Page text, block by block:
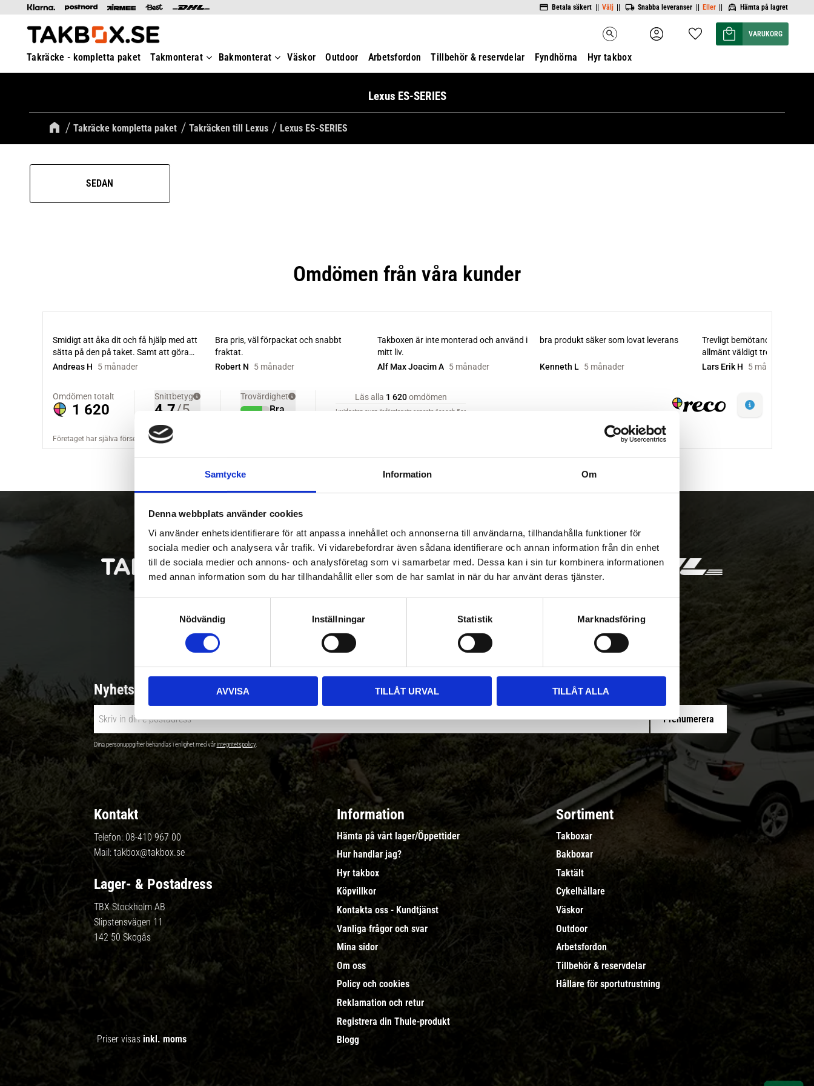
Samtycke Information Om
Denna webbplats använder cookies
Vi använder enhetsidentifierare för att anpassa innehållet och annonserna till användarna, tillhandahålla funktioner för
sociala medier och analysera vår trafik. Vi vidarebefordrar även sådana identifierare och annan information från din enhet
till de sociala medier och annons- och analysföretag som vi samarbetar med. Dessa kan i sin tur kombinera informationen
med annan information som du har tillhandahållit eller som de har samlat in när du har använt deras tjänster.
e
s
v
a
Nödvändig Inställningar Statistik Marknadsföring
AVVISA TILLÅT URVAL TILLÅT ALLA
Betala säkert || Välj || Snabba leveranser || Eller || Hämta på lagret
search Favoriter
Kundvagn
Takräcke - kompletta paket Takmonterat Bakmonterat Väskor Outdoor Arbetsfordon Tillbehör & reservdelar Fyndhörna Hyr takbox
Lexus ES-SERIES
Takräcke kompletta paket Takräcken till Lexus Lexus ES-SERIES
SEDAN
Betala säkert || Snabba leveranser || Hämta på lagret med/utan montering
Nyhetsbrev - Ta del av nyheter & erbjudanden
Prenumerera
Dina personuppgifter behandlas i enlighet med vårintegritetspolicy.
Kontakt
Telefon: 08-410 967 00
Mail: takbox@takbox.se
Lager- & Postadress
TBX Stockholm AB
Slipstensvägen 11
142 50 Skogås
Information
Hämta på vårt lager/Öppettider
Hur handlar jag?
Hyr takbox
Köpvillkor
Kontakta oss - Kundtjänst
Vanliga frågor och svar
Mina sidor
Om oss
Policy och cookies
Reklamation och retur
Registrera din Thule-produkt
Blogg
Sortiment
Takboxar
Bakboxar
Taktält
Cykelhållare
Väskor
Outdoor
Arbetsfordon
Tillbehör & reservdelar
Hållare för sportutrustning
Priser visas inkl. moms